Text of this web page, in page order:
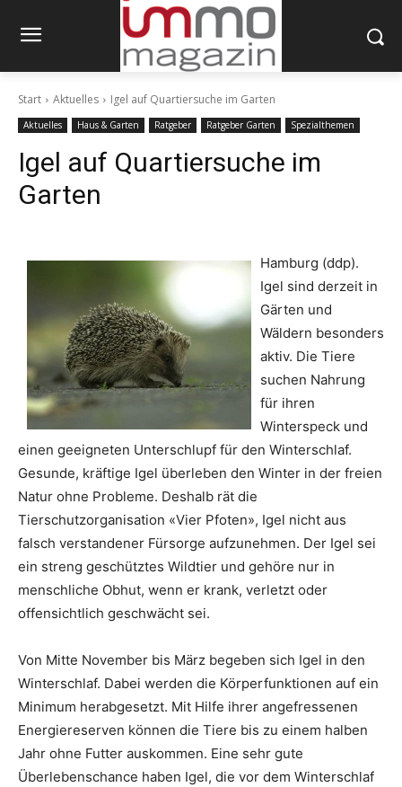
Start Aktuelles Igel auf Quartiersuche im Garten
Aktuelles Haus & Garten Ratgeber Ratgeber Garten Spezialthemen
Igel auf Quartiersuche im
Garten
Hamburg (ddp).
Igel sind derzeit in
Gärten und
Wäldern besonders
aktiv. Die Tiere
suchen Nahrung
für ihren
Winterspeck und
einen geeigneten Unterschlupf für den Winterschlaf.
Gesunde, kräftige Igel überleben den Winter in der freien
Natur ohne Probleme. Deshalb rät die
Tierschutzorganisation «Vier Pfoten», Igel nicht aus
falsch verstandener Fürsorge aufzunehmen. Der Igel sei
ein streng geschütztes Wildtier und gehöre nur in
menschliche Obhut, wenn er krank, verletzt oder
offensichtlich geschwächt sei.
Von Mitte November bis März begeben sich Igel in den
Winterschlaf. Dabei werden die Körperfunktionen auf ein
Minimum herabgesetzt. Mit Hilfe ihrer angefressenen
Energiereserven können die Tiere bis zu einem halben
Jahr ohne Futter auskommen. Eine sehr gute
Überlebenschance haben Igel, die vor dem Winterschlaf